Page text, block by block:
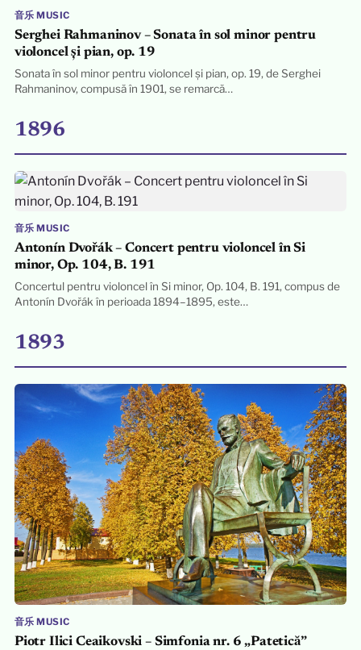
音乐 MUSIC
Serghei Rahmaninov – Sonata în sol minor pentru
violoncel și pian, op. 19
Sonata în sol minor pentru violoncel și pian, op. 19, de Serghei
Rahmaninov, compusă în 1901, se remarcă…
1896
音乐 MUSIC
Antonín Dvořák – Concert pentru violoncel în Si
minor, Op. 104, B. 191
Concertul pentru violoncel în Si minor, Op. 104, B. 191, compus de
Antonín Dvořák în perioada 1894–1895, este…
1893
音乐 MUSIC
Piotr Ilici Ceaikovski – Simfonia nr. 6 „Patetică”